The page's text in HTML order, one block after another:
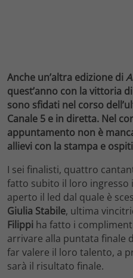
Anche un’altra edizione di
quest’anno con la vittoria
sono sfidati nel corso
Canale 5 e in diretta. Nel
appuntamento non è
allievi con la stampa e
I sei finalisti, quattro
fatto subito il loro ingresso
aperto il led dal quale è
Giulia Stabile, ultima
Filippi ha fatto i
arrivare alla puntata finale
far valere il loro talento, a
sarà il risultato finale.